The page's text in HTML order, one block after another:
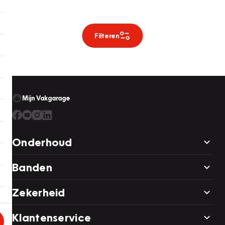
Filteren
Mijn Vakgarage
Onderhoud
Banden
Zekerheid
Klantenservice